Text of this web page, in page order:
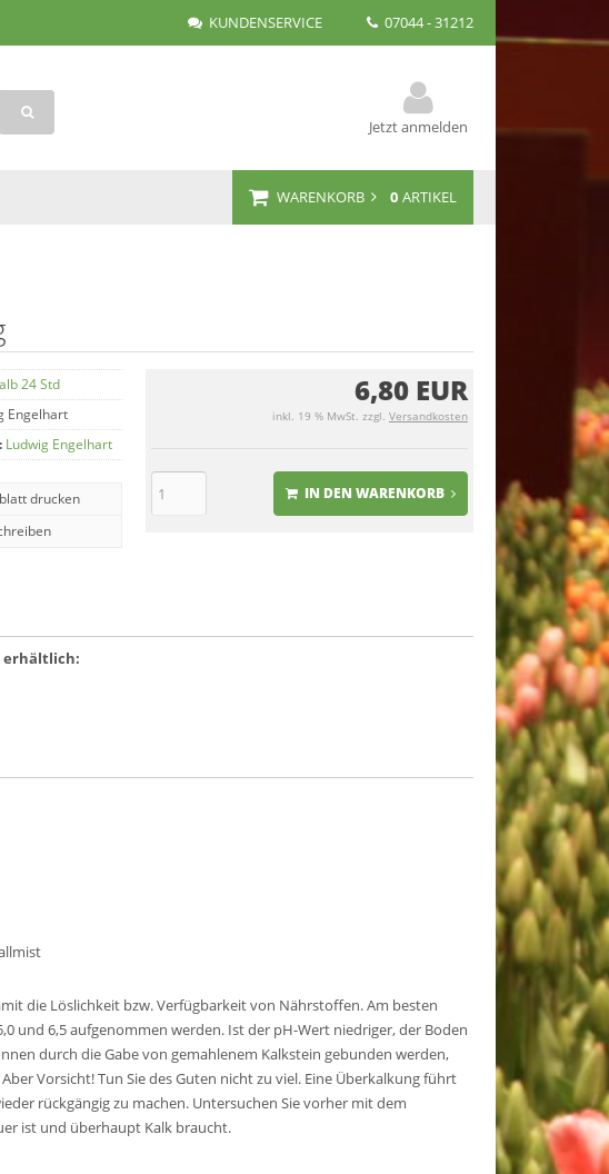
07044 - 31212
KUNDENSERVICE
Jetzt anmelden
WARENKORB 0 ARTIKEL
24 Std
Engelhart
Ludwig Engelhart
drucken
6,80 EUR
inkl. 19 % MwSt. zzgl. Versandkosten
IN DEN WARENKORB
erhältlich:
die Löslichkeit bzw. Verfügbarkeit von Nährstoffen. Am besten
und 6,5 aufgenommen werden. Ist der pH-Wert niedriger, der Boden
durch die Gabe von gemahlenem Kalkstein gebunden werden,
Vorsicht! Tun Sie des Guten nicht zu viel. Eine Überkalkung führt
rückgängig zu machen. Untersuchen Sie vorher mit dem
ist und überhaupt Kalk braucht.